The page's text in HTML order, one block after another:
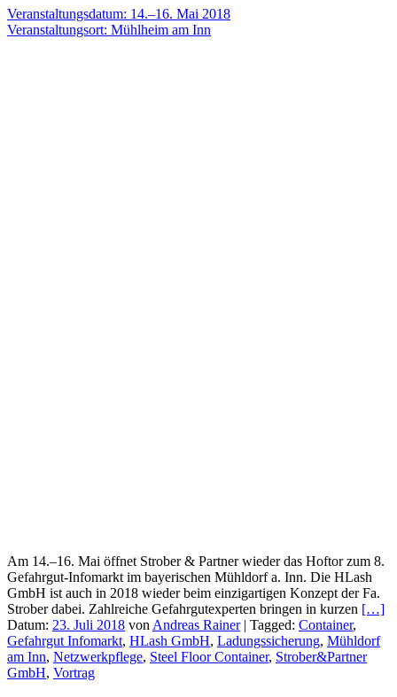
Veranstaltungsdatum: 14.–16. Mai 2018
Veranstaltungsort: Mühlheim am Inn
Am 14.–16. Mai öffnet Strober & Partner wieder das Hoftor zum 8.
Gefahrgut-Infomarkt im bayerischen Mühldorf a. Inn. Die HLash
GmbH ist auch in 2018 wieder beim einzigartigen Konzept der Fa.
Strober dabei. Zahlreiche Gefahrgutexperten bringen in kurzen […]
Datum: 23. Juli 2018 von Andreas Rainer| Tagged: Container,
Gefahrgut Infomarkt, HLash GmbH, Ladungssicherung, Mühldorf
am Inn, Netzwerkpflege, Steel Floor Container, Strober&Partner
GmbH, Vortrag